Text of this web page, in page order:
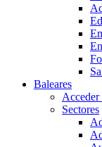
Baleares
Acceder
Sectores